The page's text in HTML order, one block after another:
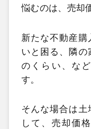
悩むのは、売却
新たな不動産購
いと困る、隣の
のくらい、な
す。
そんな場合は土
して、売却価